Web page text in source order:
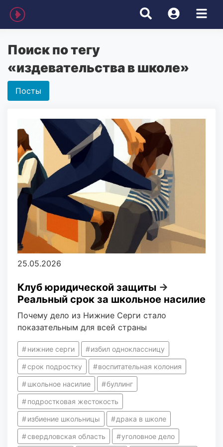
Поиск по тегу
«издевательства в школе»
Посты
25.05.2026
Клуб юридической защиты →
Реальный срок за школьное насилие
Почему дело из Нижние Серги стало
показательным для всей страны
нижние серги избил одноклассницу
срок подростку воспитательная колония
школьное насилие буллинг
подростковая жестокость
избиение школьницы драка в школе
свердловская область уголовное дело